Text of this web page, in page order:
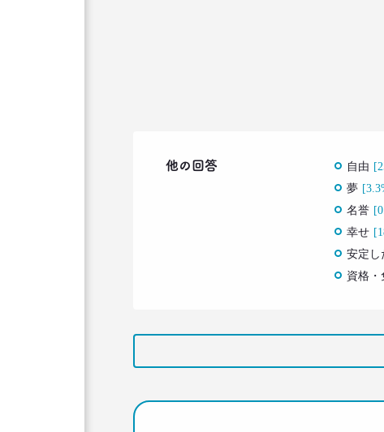
他の回答 自由
夢
名誉
幸せ
安定し
資格・